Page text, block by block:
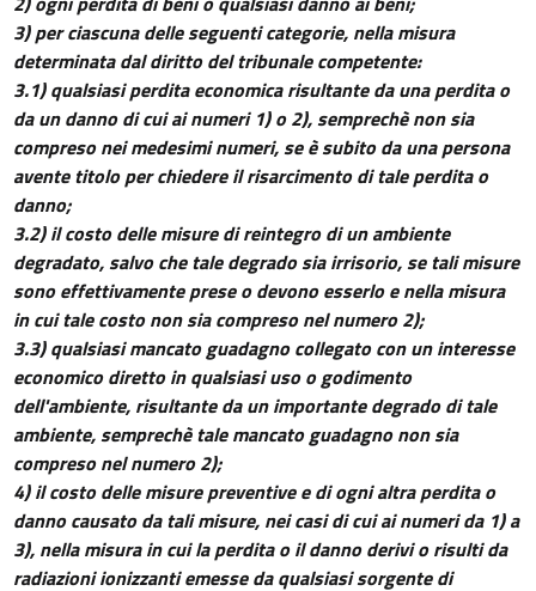
3) per ciascuna delle seguenti categorie, nella misura
determinata dal diritto del tribunale competente:
3.1) qualsiasi perdita economica risultante da una perdita o
da un danno di cui ai numeri 1) o 2), semprechè non sia
compreso nei medesimi numeri, se è subito da una persona
avente titolo per chiedere il risarcimento di tale perdita o
danno;
3.2) il costo delle misure di reintegro di un ambiente
degradato, salvo che tale degrado sia irrisorio, se tali misure
sono effettivamente prese o devono esserlo e nella misura
in cui tale costo non sia compreso nel numero 2);
3.3) qualsiasi mancato guadagno collegato con un interesse
economico diretto in qualsiasi uso o godimento
dell'ambiente, risultante da un importante degrado di tale
ambiente, semprechè tale mancato guadagno non sia
compreso nel numero 2);
4) il costo delle misure preventive e di ogni altra perdita o
danno causato da tali misure, nei casi di cui ai numeri da 1) a
3), nella misura in cui la perdita o il danno derivi o risulti da
radiazioni ionizzanti emesse da qualsiasi sorgente di